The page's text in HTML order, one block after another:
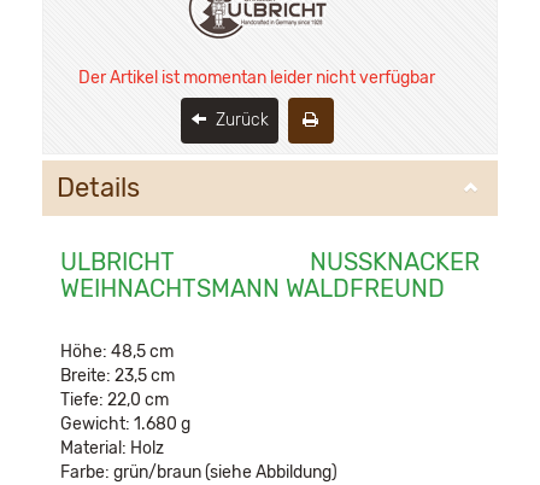
Der Artikel ist momentan leider nicht verfügbar
Zurück
Details
ULBRICHT NUSSKNACKER
WEIHNACHTSMANN WALDFREUND
Höhe: 48,5 cm
Breite: 23,5 cm
Tiefe: 22,0 cm
Gewicht: 1.680 g
Material: Holz
Farbe: grün/braun (siehe Abbildung)